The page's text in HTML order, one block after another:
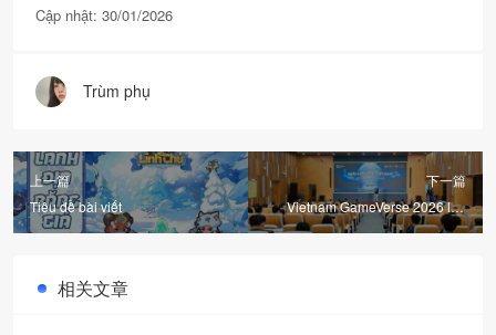
Cập nhật: 30/01/2026
Trùm phụ
上一篇
Tiêu đề bài viết
下一篇
Vietnam GameVerse 2026 lần
đầu bán vé, tổ chức giải Esports
相关文章